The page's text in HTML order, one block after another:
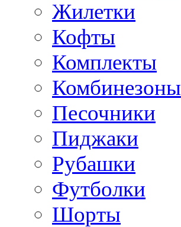
Жилетки
Кофты
Комплекты
Комбинезоны
Песочники
Пиджаки
Рубашки
Футболки
Шорты